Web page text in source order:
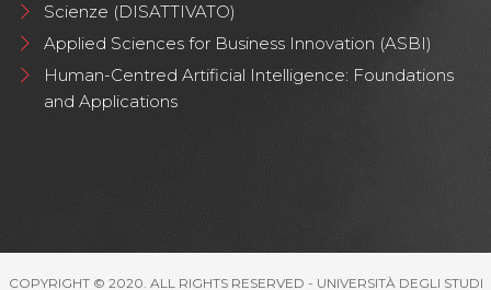
Scienze (DISATTIVATO)
Applied Sciences for Business Innovation (ASBI)
Human-Centred Artificial Intelligence: Foundations
and Applications
COPYRIGHT © 2020. ALL RIGHTS RESERVED - UNIVERSITÀ DEGLI STUDI